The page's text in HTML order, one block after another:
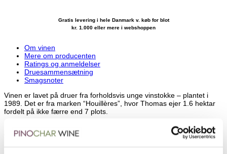
Gratis levering i hele Danmark v. køb for blot
kr. 1.000 eller mere i webshoppen
Om vinen
Mere om producenten
Ratings og anmeldelser
Druesammensætning
Smagsnoter
Vinen er lavet på druer fra forholdsvis unge vinstokke – plantet i
1989. Det er fra marken “Houillères”, hvor Thomas ejer 1.6 hektar
fordelt på ikke færre end 7 plots.
Marken er beliggende i skellet mellem Puligny-Montrachet og
Chassagne-Montrachet, og grænser lige op til den berømte Puligny-